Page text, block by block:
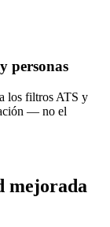
personas
los filtros ATS y
— no el
mejorada